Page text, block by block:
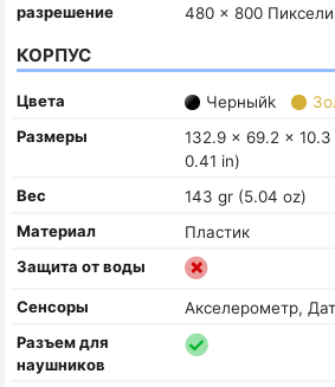
разрешение
480 x 800 Пиксели
КОРПУС
Цвета Черныйk
Размеры
132.9 x 69.2 x
0.41 in)
Вес
143 gr (5.04 oz)
Материал
Пластик
Защита от воды
Сенсоры
Акселерометр,
Разъем для
наушников